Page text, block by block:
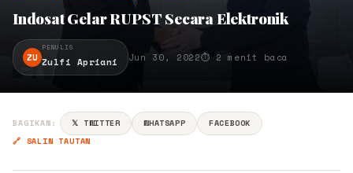
Indosat Gelar RUPST Secara Elektronik
ZU
PENULIS
Zulfi Apriani Jun 30, 2022⏱ 2 menit baca
BAGIKAN: 𝕏 TWITTER WHATSAPP
FACEBOOK
🔗 SALIN TAUTAN